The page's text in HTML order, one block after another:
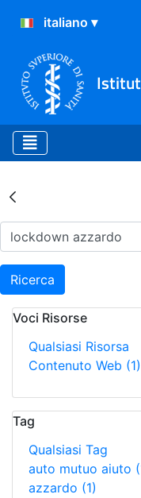
Risultati
Ricerca
Voci Risorse
Qualsiasi Risorsa
Contenuto Web (1)
Tag
Qualsiasi Tag
auto mutuo aiuto
azzardo (1)